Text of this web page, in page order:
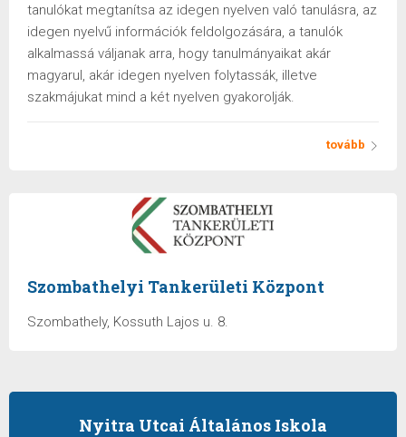
tanulókat megtanítsa az idegen nyelven való tanulásra, az
idegen nyelvű információk feldolgozására, a tanulók
alkalmassá váljanak arra, hogy tanulmányaikat akár
magyarul, akár idegen nyelven folytassák, illetve
szakmájukat mind a két nyelven gyakorolják.
tovább
Szombathelyi Tankerületi Központ
Szombathely, Kossuth Lajos u. 8.
Nyitra Utcai Általános Iskola